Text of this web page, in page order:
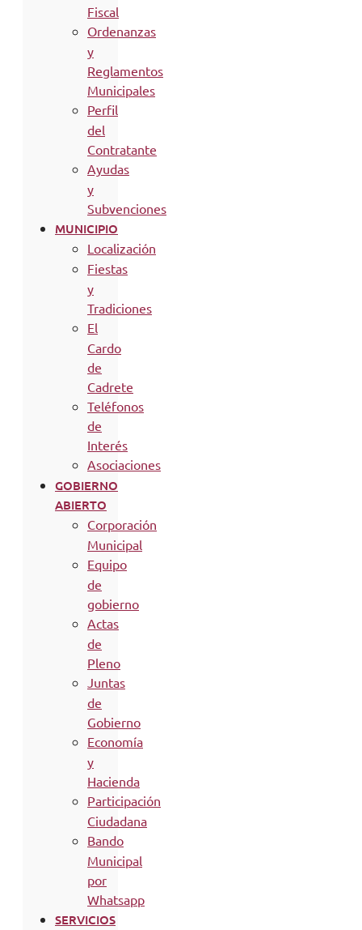
Fiscal
Ordenanzas
y
Reglamentos
Municipales
Perfil
del
Contratante
Ayudas
y
Subvenciones
MUNICIPIO
Localización
Fiestas
y
Tradiciones
El
Cardo
de
Cadrete
Teléfonos
de
Interés
Asociaciones
GOBIERNO
ABIERTO
Corporación
Municipal
Equipo
de
gobierno
Actas
de
Pleno
Juntas
de
Gobierno
Economía
y
Hacienda
Participación
Ciudadana
Bando
Municipal
por
Whatsapp
SERVICIOS